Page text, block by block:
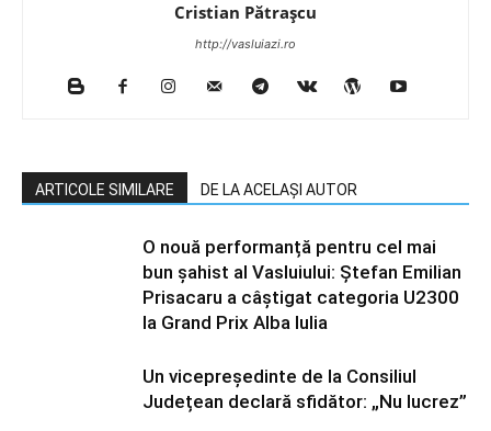
Cristian Pătrașcu
http://vasluiazi.ro
ARTICOLE SIMILARE DE LA ACELAȘI AUTOR
O nouă performanță pentru cel mai
bun șahist al Vasluiului: Ștefan Emilian
Prisacaru a câștigat categoria U2300
la Grand Prix Alba Iulia
Un vicepreședinte de la Consiliul
Județean declară sfidător: „Nu lucrez”